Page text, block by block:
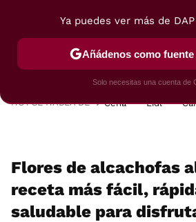
POSTRES VIAJES SELECCIÓN
HOY SE HABLA DE Cena Lidl
Flores de alcachofas
receta más fácil,
saludable para
Ya puedes ver más de
Añádenos como
Solo necesitas una cuenta de